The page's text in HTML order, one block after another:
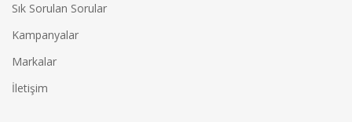
Sık Sorulan Sorular
Kampanyalar
Markalar
İletişim